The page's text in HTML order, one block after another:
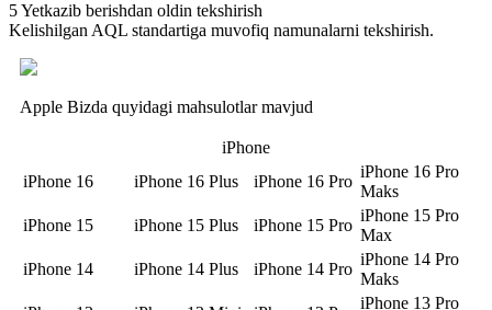
5 Yetkazib berishdan oldin tekshirish
Kelishilgan AQL standartiga muvofiq namunalarni tekshirish.
Apple Bizda quyidagi mahsulotlar mavjud
iPhone
iPhone 16
iPhone 16 Plus iPhone 16 Pro
iPhone 16 Pro
Maks
iPhone 15
iPhone 15 Plus iPhone 15 Pro
iPhone 15 Pro
Max
iPhone 14
iPhone 14 Plus iPhone 14 Pro
iPhone 14 Pro
Maks
iPhone 13 Pro